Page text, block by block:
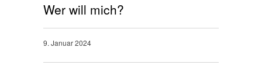
Wer will mich?
9. Januar 2024